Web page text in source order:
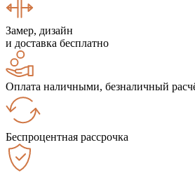
Замер, дизайн
и доставка бесплатно
Оплата наличными, безналичный
Беспроцентная рассрочка